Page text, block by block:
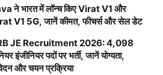
ने भारत में लॉन्च किए Virat V1 और
V1 5G, जानें कीमत, फीचर्स और सेल डेट
JE Recruitment 2026: 4,098
इंजीनियर पदों पर भर्ती, जानें योग्यता,
और चयन प्रक्रिया